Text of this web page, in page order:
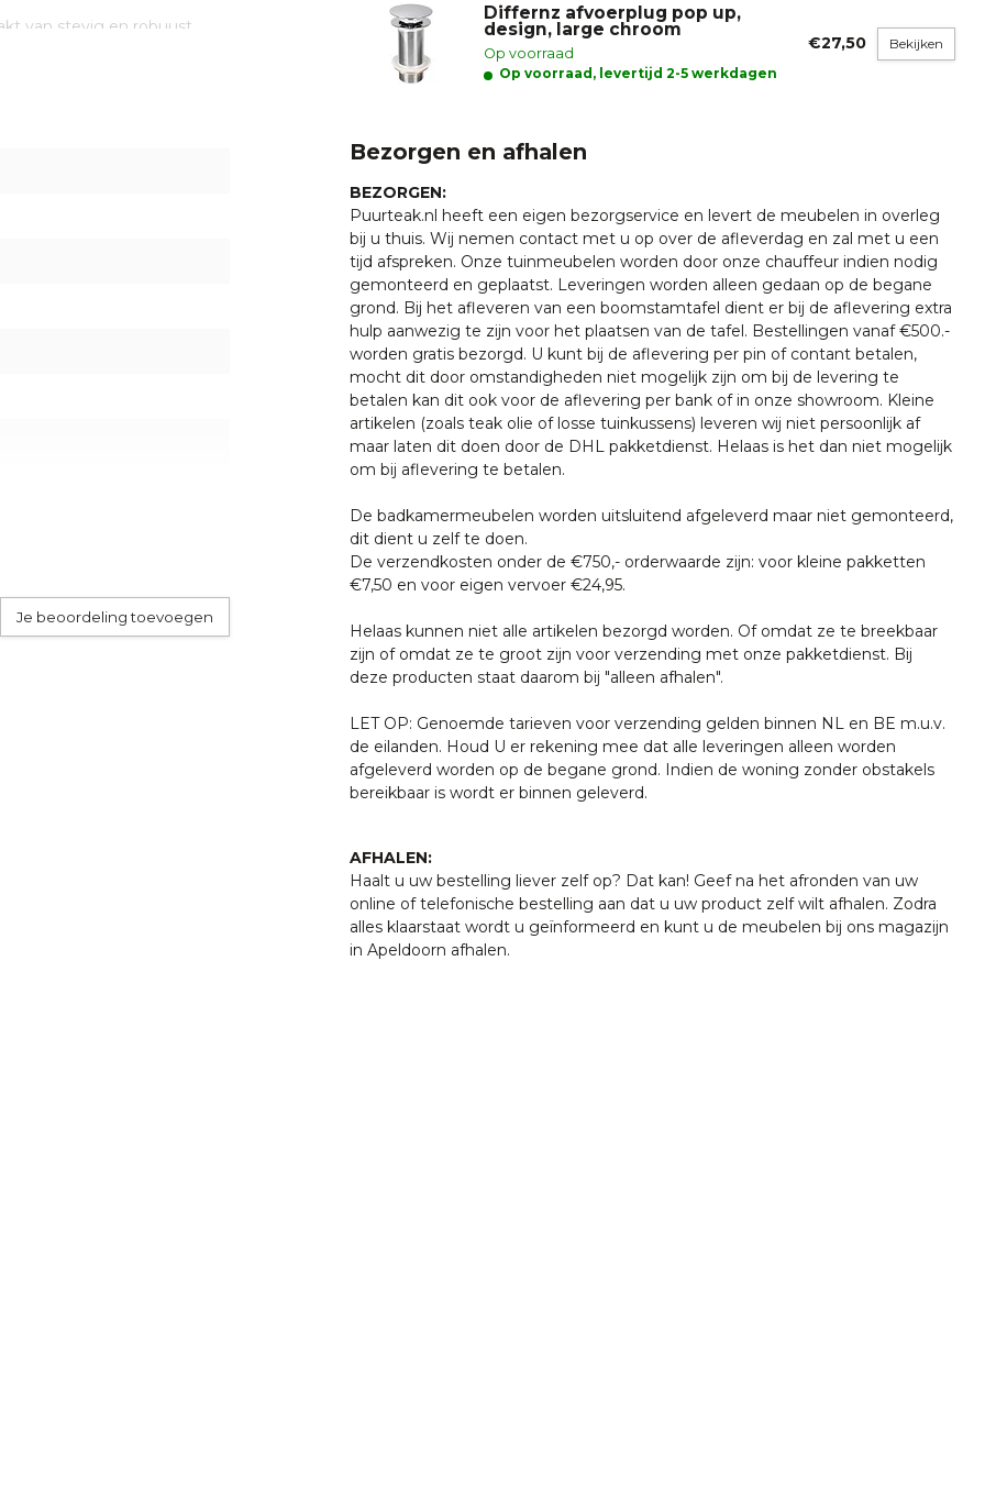
van stevig en robuust
dat de waskommen
een vleugje natuurlijke
van natuursteen kan een
aan de waskommen.
keer per week even
een externe pakketdienst.
wordt dit door
bijtende vloeistoffen en
dit tast de coating aan
Je beoordeling toevoegen
Differnz afvoerplug pop up,
design, large chroom
Op voorraad
Op voorraad, levertijd 2-5 werkdagen
€27,50 Bekijken
Bezorgen en afhalen
BEZORGEN:
Puurteak.nl heeft een eigen bezorgservice en levert de meubelen in overleg
bij u thuis. Wij nemen contact met u op over de afleverdag en zal met u een
tijd afspreken. Onze tuinmeubelen worden door onze chauffeur indien nodig
gemonteerd en geplaatst. Leveringen worden alleen gedaan op de begane
grond. Bij het afleveren van een boomstamtafel dient er bij de aflevering extra
hulp aanwezig te zijn voor het plaatsen van de tafel. Bestellingen vanaf €500.-
worden gratis bezorgd. U kunt bij de aflevering per pin of contant betalen,
mocht dit door omstandigheden niet mogelijk zijn om bij de levering te
betalen kan dit ook voor de aflevering per bank of in onze showroom. Kleine
artikelen (zoals teak olie of losse tuinkussens) leveren wij niet persoonlijk af
maar laten dit doen door de DHL pakketdienst. Helaas is het dan niet mogelijk
om bij aflevering te betalen.
De badkamermeubelen worden uitsluitend afgeleverd maar niet gemonteerd,
dit dient u zelf te doen.
De verzendkosten onder de €750,- orderwaarde zijn: voor kleine pakketten
€7,50 en voor eigen vervoer €24,95.
Helaas kunnen niet alle artikelen bezorgd worden. Of omdat ze te breekbaar
zijn of omdat ze te groot zijn voor verzending met onze pakketdienst. Bij
deze producten staat daarom bij "alleen afhalen".
LET OP: Genoemde tarieven voor verzending gelden binnen NL en BE m.u.v.
de eilanden. Houd U er rekening mee dat alle leveringen alleen worden
afgeleverd worden op de begane grond. Indien de woning zonder obstakels
bereikbaar is wordt er binnen geleverd.
AFHALEN:
Haalt u uw bestelling liever zelf op? Dat kan! Geef na het afronden van uw
online of telefonische bestelling aan dat u uw product zelf wilt afhalen. Zodra
alles klaarstaat wordt u geïnformeerd en kunt u de meubelen bij ons magazijn
in Apeldoorn afhalen.